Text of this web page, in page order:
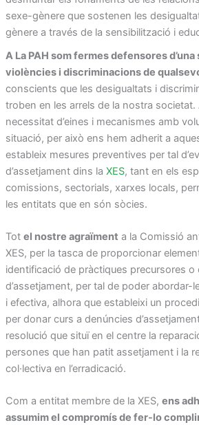
sexe-gènere que sostenen les
gènere a través de la sensibilització i
A La PAH som fermes defensores
violències i discriminacions de
conscients que les desigualtats i
troben en les arrels de la nostra societat.
necessitat d’eines i mecanismes amb
situació, per això ens hem adherit a
estableix mesures preventives per tal
d’assetjament dins la XES, tant en els
comissions, sectorials, xarxes locals,
les entitats que en són sòcies.
Tot el nostre agraïment a la Comissió
XES, per la tasca de proporcionar
identificació de pràctiques precursores o
d’assetjament, per tal de poder abordar-
i efectiva, alhora que estableixi un
per donar curs a denúncies
resolució que situï en el centre la
persones que han patit assetjament i la
col·lectiva en l’erradicació.
Com a entitat membre de la XES, ens
assumim el compromís de fer-lo